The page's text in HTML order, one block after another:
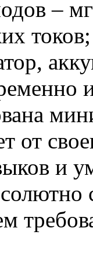
–
от
и